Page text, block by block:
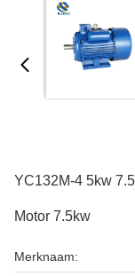
YC132M-4 5kw
Motor 7.5kw
Merknaam: